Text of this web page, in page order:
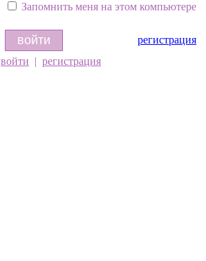
Запомнить меня на этом компьютере
регистрация
войти | регистрация